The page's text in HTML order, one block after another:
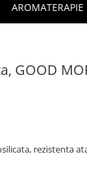
AROMATERAPIE
GOOD
rezistenta